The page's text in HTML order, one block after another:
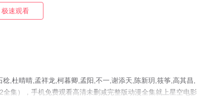
极速观看
,杜晴晴,孟祥龙,柯暮卿,孟阳,不一,谢添天,陈新玥,筱筝,高其昌,
集），手机免费观看高清未删减完整版动漫全集就上星空电影